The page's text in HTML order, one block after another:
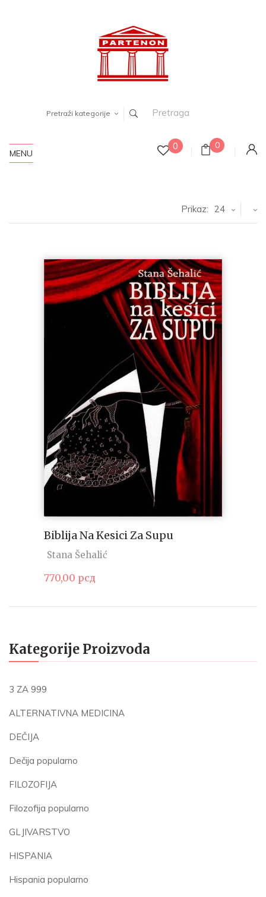
Pretraži kategorije
0 0
MENU
Kategorije Proizvoda
3 ZA 999
ALTERNATIVNA MEDICINA
DEČIJA
Dečija popularno
FILOZOFIJA
Filozofija popularno
GLJIVARSTVO
HISPANIA
Hispania popularno
Prikaz: 24
Biblija Na Kesici Za Supu
Stana Šehalić
770,00 рсд